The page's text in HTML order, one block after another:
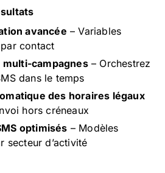
avancée – Variables
contact
multi-campagnes– Orchestrez
dans le temps
des horaires légaux
hors créneaux
optimisés – Modèles
secteur d’activité